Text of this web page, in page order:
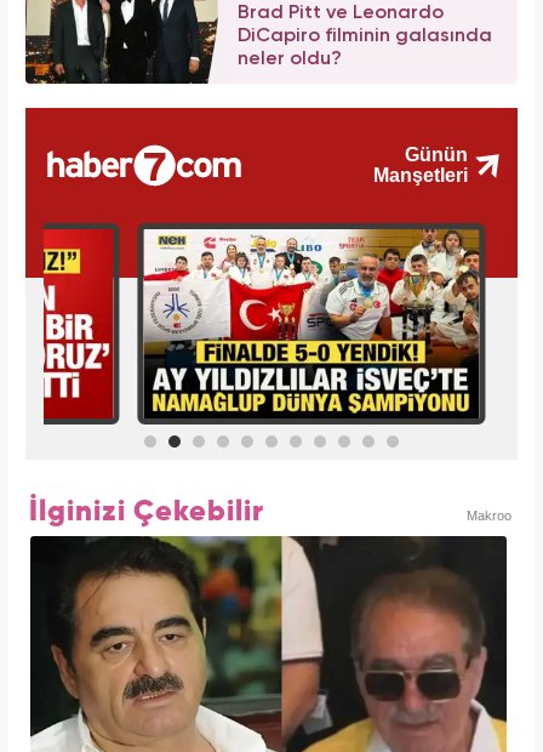
Brad Pitt ve Leonardo
DiCapiro filminin galasında
neler oldu?
İlginizi Çekebilir Makroo